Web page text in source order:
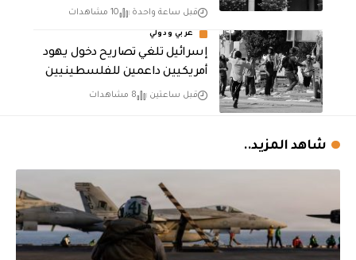
قبل ساعة واحدة 10 مشاهدات
عربي ودولي
إسرائيل تلغي تصاريح دخول يهود
أمريكيين داعمين للفلسطينيين
قبل ساعتين 8 مشاهدات
شاهد المزيد..